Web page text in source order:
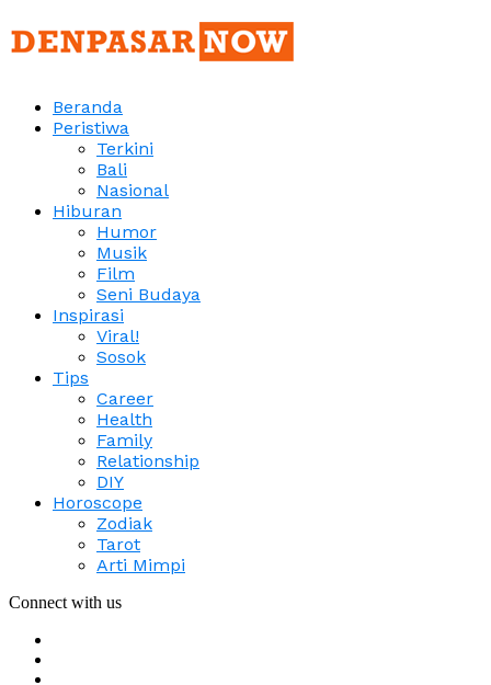
Beranda
Peristiwa
Terkini
Bali
Nasional
Hiburan
Humor
Musik
Film
Seni Budaya
Inspirasi
Viral!
Sosok
Tips
Career
Health
Family
Relationship
DIY
Horoscope
Zodiak
Tarot
Arti Mimpi
Connect with us